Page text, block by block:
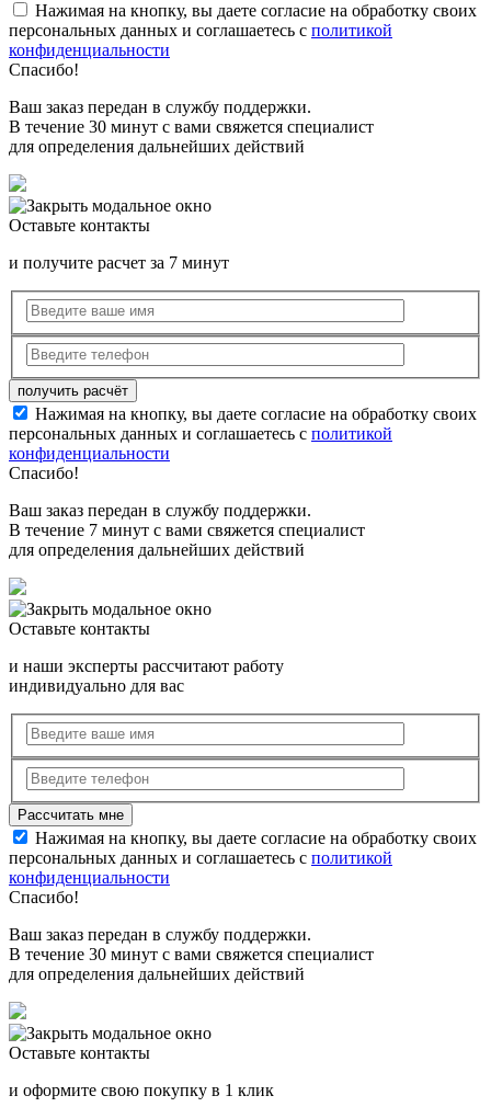
Нажимая на кнопку, вы даете согласие на обработку своих
персональных данных и соглашаетесь с политикой
конфиденциальности
Спасибо!
Ваш заказ передан в службу поддержки.
В течение 30 минут с вами свяжется специалист
для определения дальнейших действий
Оставьте контакты
и получите расчет за 7 минут
Нажимая на кнопку, вы даете согласие на обработку своих
персональных данных и соглашаетесь с политикой
конфиденциальности
Спасибо!
Ваш заказ передан в службу поддержки.
В течение 7 минут с вами свяжется специалист
для определения дальнейших действий
Оставьте контакты
и наши эксперты рассчитают работу
индивидуально для вас
Нажимая на кнопку, вы даете согласие на обработку своих
персональных данных и соглашаетесь с политикой
конфиденциальности
Спасибо!
Ваш заказ передан в службу поддержки.
В течение 30 минут с вами свяжется специалист
для определения дальнейших действий
Оставьте контакты
и оформите свою покупку в 1 клик